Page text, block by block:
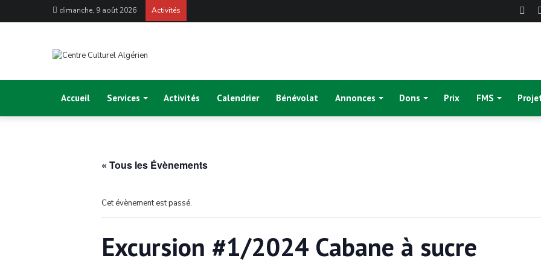
dimanche, 9 août 2026 Activités
Accueil Services Activités Calendrier Bénévolat Annonces Dons Prix FMS
« Tous les Évènements
Cet évènement est passé.
Excursion #1/2024 Cabane à sucre